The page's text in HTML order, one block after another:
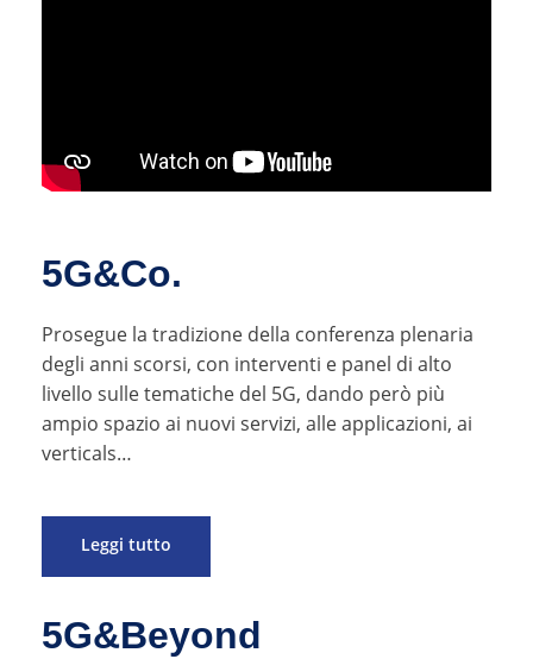
5G&Co.
Prosegue la tradizione della conferenza plenaria
degli anni scorsi, con interventi e panel di alto
livello sulle tematiche del 5G, dando però più
ampio spazio ai nuovi servizi, alle applicazioni, ai
verticals…
Leggi tutto
5G&Beyond